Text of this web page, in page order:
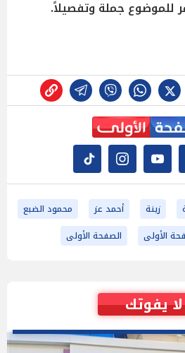
للموضوع جملة وتفصيلاً.
زينة أحمد عز
محمود الضبع
الأولى
الصفحة الأولى
لا يفوتك